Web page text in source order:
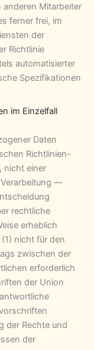
Mitarbeiter
ferner frei, im
der
Richtlinie
automatisierter
Spezifikationen
im Einzelfall
Daten
Richtlinien-
nicht einer
—
rechtliche
erheblich
nicht für den
zwischen der
erforderlich
der Union
der Rechte und
der